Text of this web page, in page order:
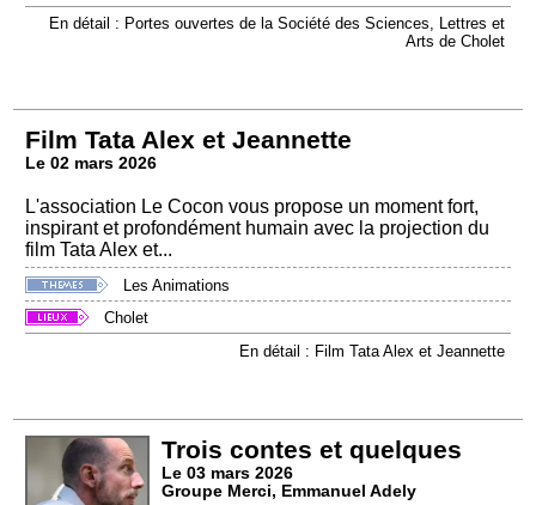
En détail : Portes ouvertes de la Société des Sciences, Lettres et
Arts de Cholet
Film Tata Alex et Jeannette
Le 02 mars 2026
L'association Le Cocon vous propose un moment fort,
inspirant et profondément humain avec la projection du
film Tata Alex et...
Les Animations
Cholet
En détail : Film Tata Alex et Jeannette
Trois contes et quelques
Le 03 mars 2026
Groupe Merci, Emmanuel Adely